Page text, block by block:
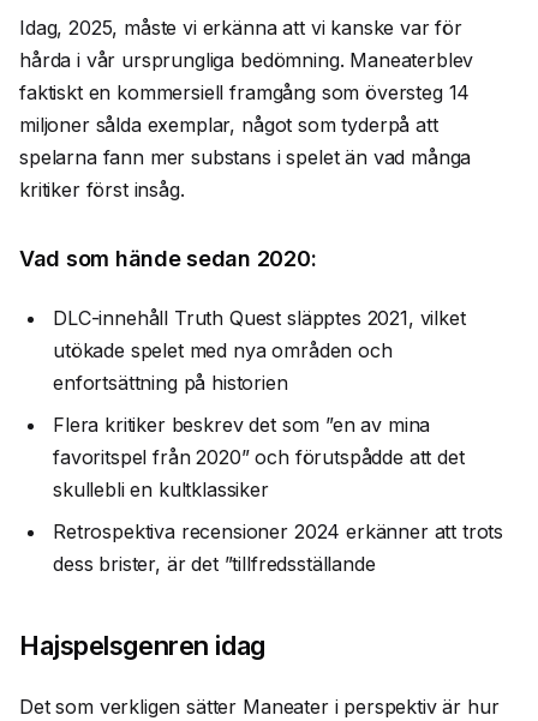
Idag, 2025, måste vi erkänna att vi kanske var för
hårda i vår ursprungliga bedömning. Maneaterblev
faktiskt en kommersiell framgång som översteg 14
miljoner sålda exemplar, något som tyderpå att
spelarna fann mer substans i spelet än vad många
kritiker först insåg.
Vad som hände sedan 2020:
DLC-innehåll Truth Quest släpptes 2021, vilket
utökade spelet med nya områden och
enfortsättning på historien
Flera kritiker beskrev det som ”en av mina
favoritspel från 2020” och förutspådde att det
skullebli en kultklassiker
Retrospektiva recensioner 2024 erkänner att trots
dess brister, är det ”tillfredsställande
Hajspelsgenren idag
Det som verkligen sätter Maneater i perspektiv är hur